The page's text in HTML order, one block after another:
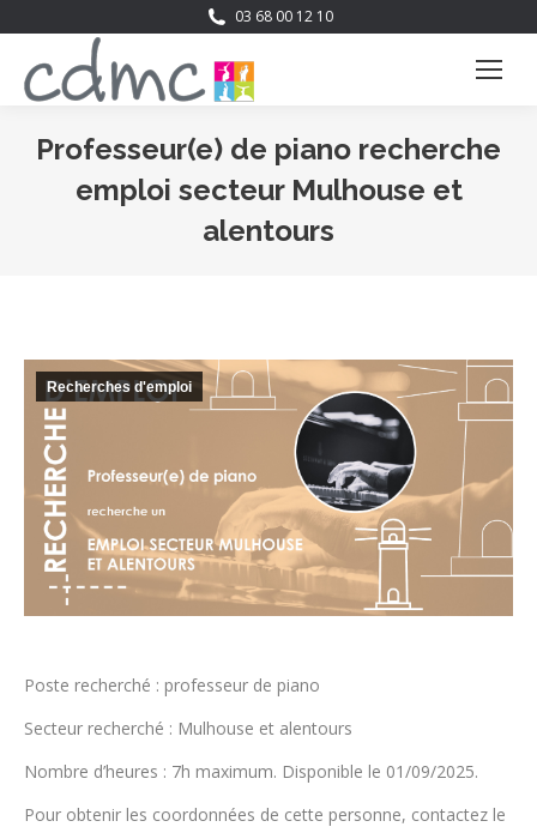
03 68 00 12 10
Professeur(e) de piano recherche
emploi secteur Mulhouse et
alentours
Recherches d'emploi
Poste recherché : professeur de piano
Secteur recherché : Mulhouse et alentours
Nombre d’heures : 7h maximum. Disponible le 01/09/2025.
Pour obtenir les coordonnées de cette personne, contactez le